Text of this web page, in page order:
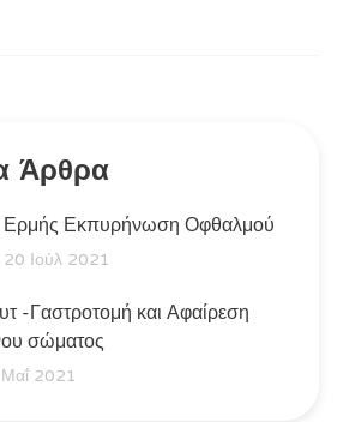
Άρθρα
Ερμής Εκπυρήνωση Οφθαλμού
20 Ιούλ 2021
-Γαστροτομή και Αφαίρεση
σώματος
2021